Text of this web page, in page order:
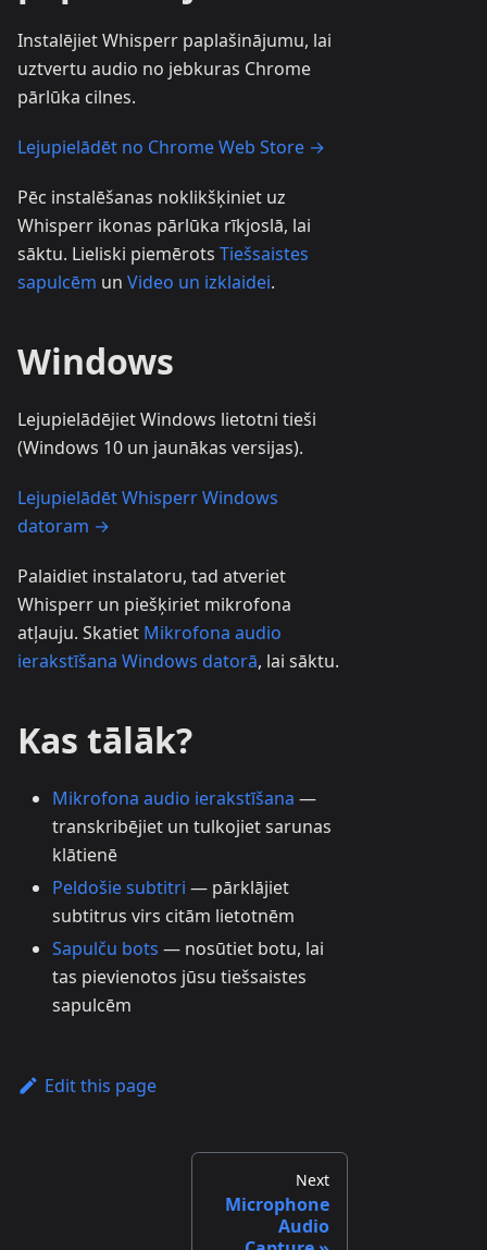
Instalējiet Whisperr paplašinājumu, lai
uztvertu audio no jebkuras Chrome
pārlūka cilnes.
Lejupielādēt no Chrome Web Store →
Pēc instalēšanas noklikšķiniet uz
Whisperr ikonas pārlūka rīkjoslā, lai
sāktu. Lieliski piemērots Tiešsaistes
sapulcēm un Video un izklaidei.
Windows
Lejupielādējiet Windows lietotni tieši
(Windows 10 un jaunākas versijas).
Lejupielādēt Whisperr Windows
datoram →
Palaidiet instalatoru, tad atveriet
Whisperr un piešķiriet mikrofona
atļauju. Skatiet Mikrofona audio
ierakstīšana Windows datorā, lai sāktu.
Kas tālāk?
Mikrofona audio ierakstīšana —
transkribējiet un tulkojiet sarunas
klātienē
Peldošie subtitri — pārklājiet
subtitrus virs citām lietotnēm
Sapulču bots — nosūtiet botu, lai
tas pievienotos jūsu tiešsaistes
sapulcēm
Edit this page
Next
Microphone
Audio